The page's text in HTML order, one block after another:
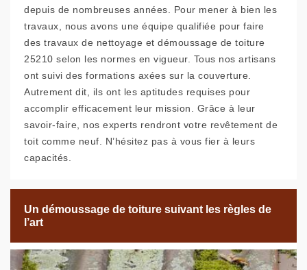
depuis de nombreuses années. Pour mener à bien les
travaux, nous avons une équipe qualifiée pour faire
des travaux de nettoyage et démoussage de toiture
25210 selon les normes en vigueur. Tous nos artisans
ont suivi des formations axées sur la couverture.
Autrement dit, ils ont les aptitudes requises pour
accomplir efficacement leur mission. Grâce à leur
savoir-faire, nos experts rendront votre revêtement de
toit comme neuf. N’hésitez pas à vous fier à leurs
capacités.
Un démoussage de toiture suivant les règles de
l’art